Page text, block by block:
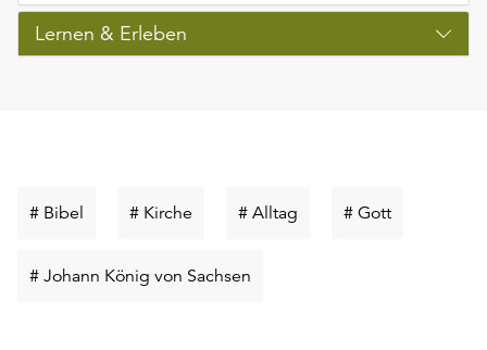
Lernen & Erleben
# Bibel Schlüsselwort
# Kirche Schlüsselwort
# Alltag Schlüsselwort
# Gott
# Johann König von Sachsen